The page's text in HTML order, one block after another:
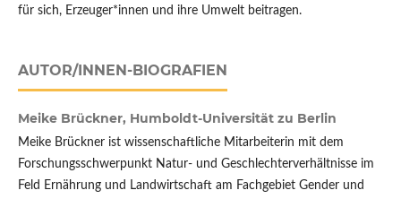
für sich, Erzeuger*innen und ihre Umwelt beitragen.
AUTOR/INNEN-BIOGRAFIEN
Meike Brückner, Humboldt-Universität zu Berlin
Meike Brückner ist wissenschaftliche Mitarbeiterin mit dem
Forschungsschwerpunkt Natur- und Geschlechterverhältnisse im
Feld Ernährung und Landwirtschaft am Fachgebiet Gender und